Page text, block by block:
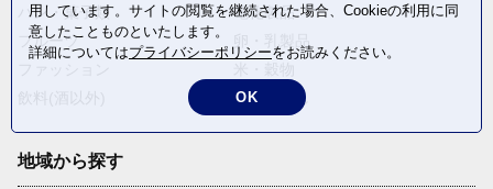
パン・菓子類
電化製品
フルーツ
返礼品なし
地域から探す
用しています。サイトの閲覧を継続された場合、Cookieの利用に同
意したことものといたします。
詳細についてはプライバシーポリシーをお読みください。
OK